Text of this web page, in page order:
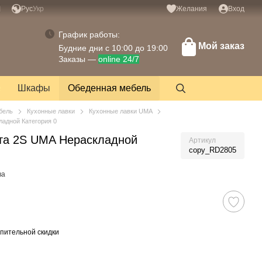
РусУкр Желания Вход
График работы:
Будние дни с 10:00 до 19:00
Заказы — online 24/7
Мой заказ
Шкафы Обеденная мебель
Кухонные лавки
Кухонные лавки UMA
Категория 0
2S UMA Нераскладной
Артикул
copy_RD2805
скидки